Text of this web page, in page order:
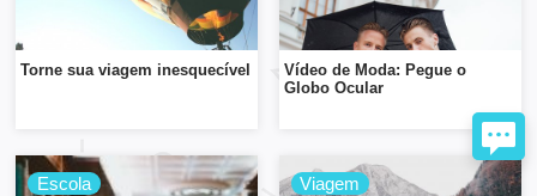
Torne sua viagem inesquecível
Vídeo de Moda: Pegue o
Globo Ocular
Escola Viagem